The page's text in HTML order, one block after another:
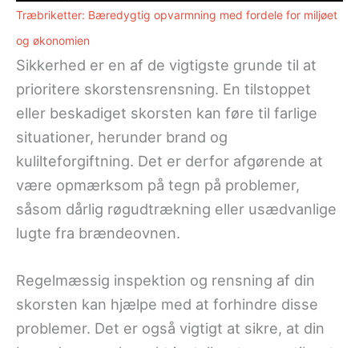
Træbriketter: Bæredygtig opvarmning med fordele for miljøet
og økonomien
Sikkerhed er en af de vigtigste grunde til at
prioritere skorstensrensning. En tilstoppet
eller beskadiget skorsten kan føre til farlige
situationer, herunder brand og
kulilteforgiftning. Det er derfor afgørende at
være opmærksom på tegn på problemer,
såsom dårlig røgudtrækning eller usædvanlige
lugte fra brændeovnen.
Regelmæssig inspektion og rensning af din
skorsten kan hjælpe med at forhindre disse
problemer. Det er også vigtigt at sikre, at din